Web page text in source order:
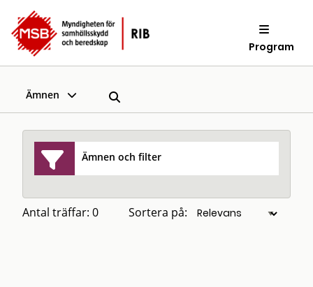
Program
Ämnen
Ämnen och filter
Antal träffar: 0 Sortera på: